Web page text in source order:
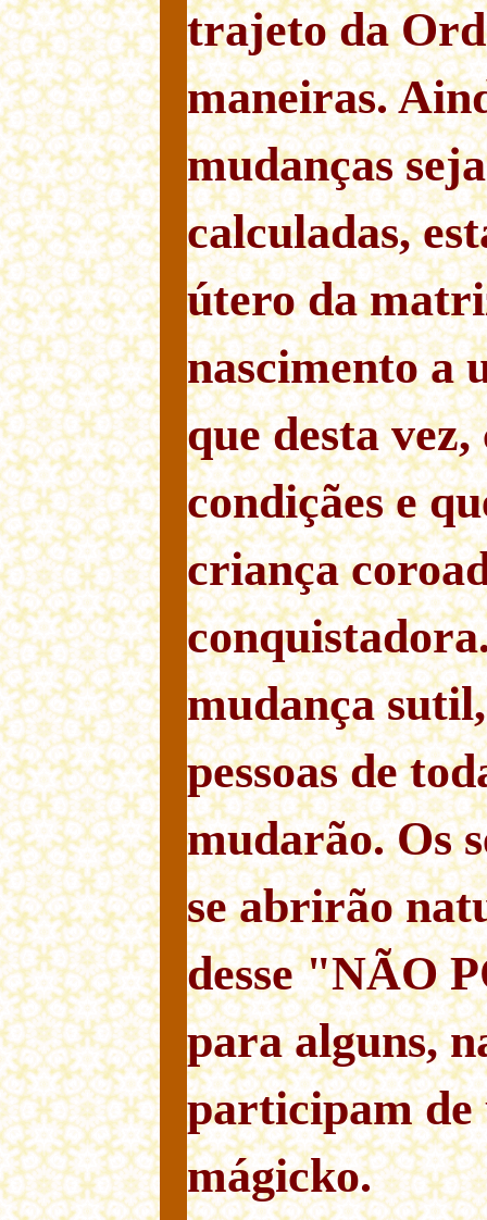
trajeto da
maneiras.
mudanças
calculadas,
útero da
nascimento a
que desta
condiçães e
criança
mudança
pessoas de
mudarão. Os
se abrirão
desse "NÃO
para alguns,
participam de
mágicko.